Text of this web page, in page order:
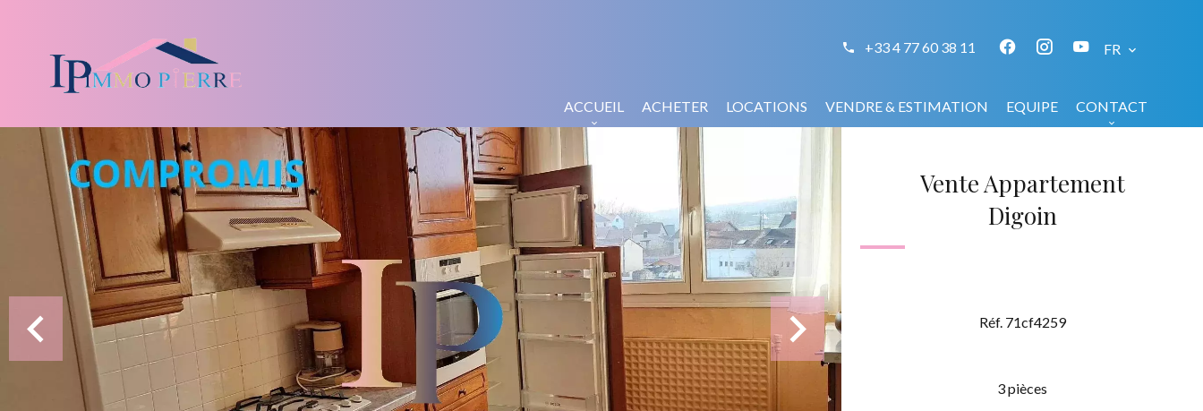
+33 4 77 60 38 11 FR
ACCUEIL ACHETER LOCATIONS VENDRE & ESTIMATION EQUIPE CONTACT
Vente Appartement
Digoin
Réf. 71cf4259
3 pièces